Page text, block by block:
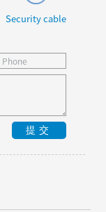
Security cable
提交